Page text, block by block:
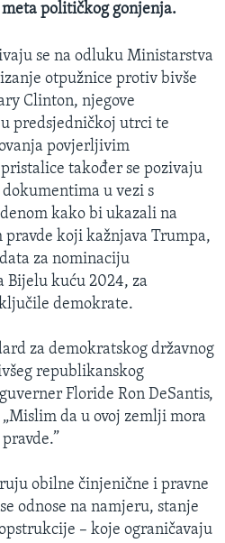
političkog gonjenja.
se na odluku Ministarstva
otpužnice protiv bivše
Clinton, njegove
predsjedničkoj utrci te
povjerljivim
također se pozivaju
u vezi s
kako bi ukazali na
pravde koji kažnjava Trumpa,
za nominaciju
Bijelu kuću 2024, za
demokrate.
za demokratskog državnog
republikanskog
Floride Ron DeSantis,
da u ovoj zemlji mora
obilne činjenične i pravne
odnose na namjeru, stanje
– koje ograničavaju